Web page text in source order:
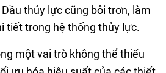
thủy lực cũng bôi trơn, làm
tiết trong hệ thống thủy lực.
một vai trò không thể thiếu